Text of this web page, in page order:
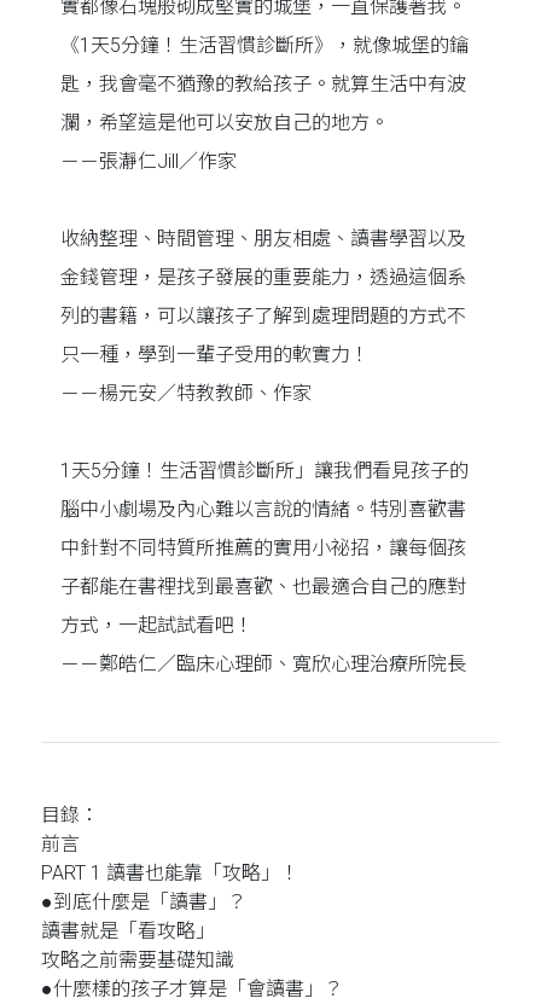
實都像石塊般砌成堅實的城堡，一直保護著我。
《1天5分鐘！生活習慣診斷所》，就像城堡的鑰
匙，我會毫不猶豫的教給孩子。就算生活中有波
瀾，希望這是他可以安放自己的地方。
－－張瀞仁Jill／作家
收納整理、時間管理、朋友相處、讀書學習以及
金錢管理，是孩子發展的重要能力，透過這個系
列的書籍，可以讓孩子了解到處理問題的方式不
只一種，學到一輩子受用的軟實力！
－－楊元安／特教教師、作家
1天5分鐘！生活習慣診斷所」讓我們看見孩子的
腦中小劇場及內心難以言說的情緒。特別喜歡書
中針對不同特質所推薦的實用小祕招，讓每個孩
子都能在書裡找到最喜歡、也最適合自己的應對
方式，一起試試看吧！
－－鄭皓仁／臨床心理師、寬欣心理治療所院長
目錄：
前言
PART 1 讀書也能靠「攻略」！
●到底什麼是「讀書」？
讀書就是「看攻略」
攻略之前需要基礎知識
●什麼樣的孩子才算是「會讀書」？